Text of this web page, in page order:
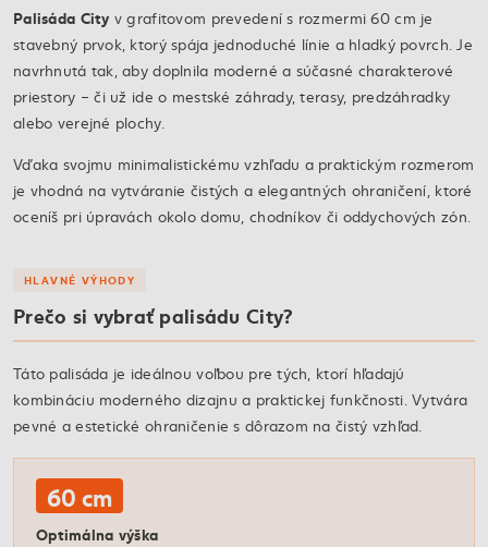
Palisáda City v grafitovom prevedení s rozmermi 60 cm je
stavebný prvok, ktorý spája jednoduché línie a hladký povrch. Je
navrhnutá tak, aby doplnila moderné a súčasné charakterové
priestory – či už ide o mestské záhrady, terasy, predzáhradky
alebo verejné plochy.
Vďaka svojmu minimalistickému vzhľadu a praktickým rozmerom
je vhodná na vytváranie čistých a elegantných ohraničení, ktoré
oceníš pri úpravách okolo domu, chodníkov či oddychových zón.
HLAVNÉ VÝHODY
Prečo si vybrať palisádu City?
Táto palisáda je ideálnou voľbou pre tých, ktorí hľadajú
kombináciu moderného dizajnu a praktickej funkčnosti. Vytvára
pevné a estetické ohraničenie s dôrazom na čistý vzhľad.
60 cm
Optimálna výška